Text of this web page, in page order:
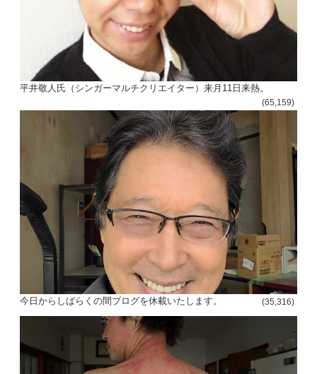
平井敬人氏（シンガーマルチクリエイター）来月11日来熱。
(65,159)
今日からしばらくの間ブログを休載いたします。 (35,316)